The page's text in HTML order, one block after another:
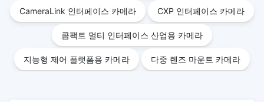
CameraLink 인터페이스 카메라 CXP 인터페이스 카메라
콤팩트 멀티 인터페이스 산업용 카메라
지능형 제어 플랫폼용 카메라 다중 렌즈 마운트 카메라